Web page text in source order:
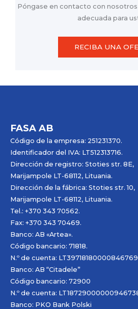
Póngase en contacto con
adecuada para
RECIBA UNA
FASA AB
Código de la empresa: 251231370.
Identificador del IVA: LT512313716.
Dirección de registro: Stoties str. 8E,
Marijampole LT-68112, Lituania.
Dirección de la fábrica: Stoties str. 10,
Marijampole LT-68112, Lituania.
Tel.: +370 343 70562.
Fax: +370 343 70469.
Banco: AB «Artea».
Código bancario: 71818.
N.º de cuenta:
Banco: AB “Citadele”
Código bancario: 72900
N.º de cuenta:
Banco: PKO Bank Polski